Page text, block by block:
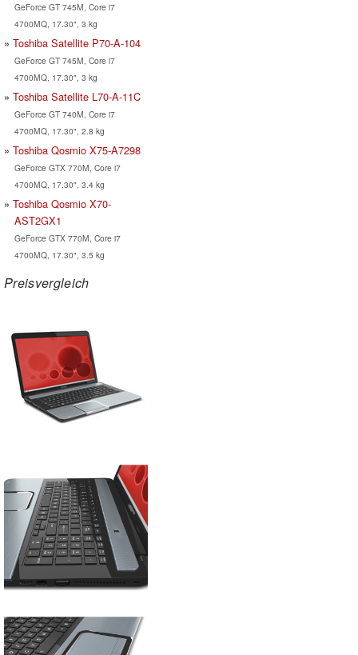
GeForce GT 745M, Core i7
4700MQ, 17.30", 3 kg
Toshiba Satellite P70-A-104
GeForce GT 745M, Core i7
4700MQ, 17.30", 3 kg
Toshiba Satellite L70-A-11C
GeForce GT 740M, Core i7
4700MQ, 17.30", 2.8 kg
Toshiba Qosmio X75-A7298
GeForce GTX 770M, Core i7
4700MQ, 17.30", 3.4 kg
Toshiba Qosmio X70-
AST2GX1
GeForce GTX 770M, Core i7
4700MQ, 17.30", 3.5 kg
Preisvergleich